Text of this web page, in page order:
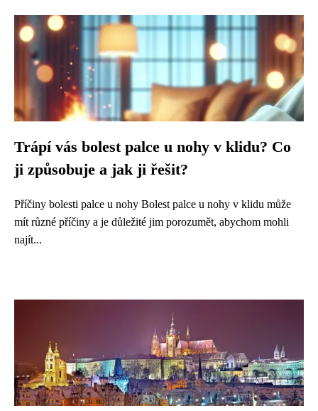
Trápí vás bolest palce u nohy v klidu? Co
ji způsobuje a jak ji řešit?
Příčiny bolesti palce u nohy Bolest palce u nohy v klidu může
mít různé příčiny a je důležité jim porozumět, abychom mohli
najít...